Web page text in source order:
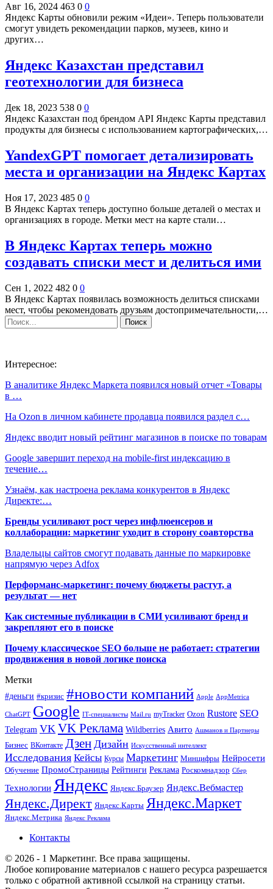
Авг 16, 2024 463 0 0
Яндекс Карты обновили режим «Идеи». Теперь пользователи
смогут увидеть рекомендации парков, музеев, кино и
других…
Яндекс Казахстан представил
геотехнологии для бизнеса
Дек 18, 2023 538 0 0
Яндекс Казахстан под брендом API Яндекс Карты представил
продукты для бизнесы с использованием картографических,…
YandexGPT помогает детализировать
места и организации на Яндекс Картах
Ноя 17, 2023 485 0 0
В Яндекс Картах теперь доступно больше деталей о местах и
организациях в городе. Метки мест на карте стали…
В Яндекс Картах теперь можно
создавать списки мест и делиться ими
Сен 1, 2022 482 0 0
В Яндекс Картах появилась возможность делиться списками
мест, чтобы рекомендовать друзьям достопримечательности,…
Интересное:
В аналитике Яндекс Маркета появился новый отчет «Товары
в …
На Ozon в личном кабинете продавца появился раздел с…
Яндекс вводит новый рейтинг магазинов в поиске по товарам
Google завершит переход на mobile-first индексацию в
течение…
Узнаём, как настроена реклама конкурентов в Яндекс
Директе:…
Бренды усиливают рост через инфлюенсеров и
коллаборации: маркетинг уходит в сторону соавторства
Владельцы сайтов смогут подавать данные по маркировке
напрямую через Adfox
Перформанс-маркетинг: почему бюджеты растут, а
результат — нет
Как системные публикации в СМИ усиливают бренд и
закрепляют его в поиске
Почему классическое SEO больше не работает: стратегии
продвижения в новой логике поиска
Метки
#деньги #кризис #новости компаний Apple AppMetrica
ChatGPT Google IT-специалисты Mail.ru myTracker Ozon Rustore SEO
Telegram VK VK Реклама Wildberries Авито Ашманов и Партнеры
Бизнес ВКонтакте Дзен Дизайн Искусственный интеллект
Исследования Кейсы Курсы Маркетинг Минцифры Нейросети
Обучение ПромоСтраницы Рейтинги Реклама Роскомнадзор Сбер
Технологии Яндекс Яндекс.Браузер Яндекс.Вебмастер
Яндекс.Директ Яндекс.Карты Яндекс.Маркет
Яндекс.Метрика Яндекс Реклама
Контакты
© 2026 - 1 Маркетинг. Все права защищены.
Любое копирование материалов с нашего ресурса разрешается
только с обратной активной ссылкой на страницу статьи.